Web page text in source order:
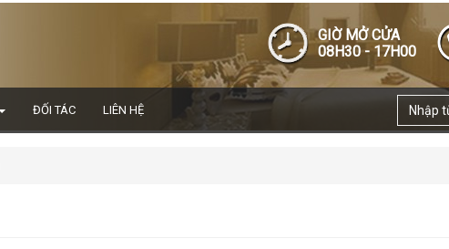
GIỜ MỞ CỬA
08H30 - 17H00
ĐỐI TÁC LIÊN HỆ